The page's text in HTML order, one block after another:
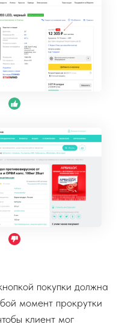
покупки должна
момент прокрутки
клиент мог